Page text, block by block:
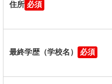
住所
最終学歴（学校名）